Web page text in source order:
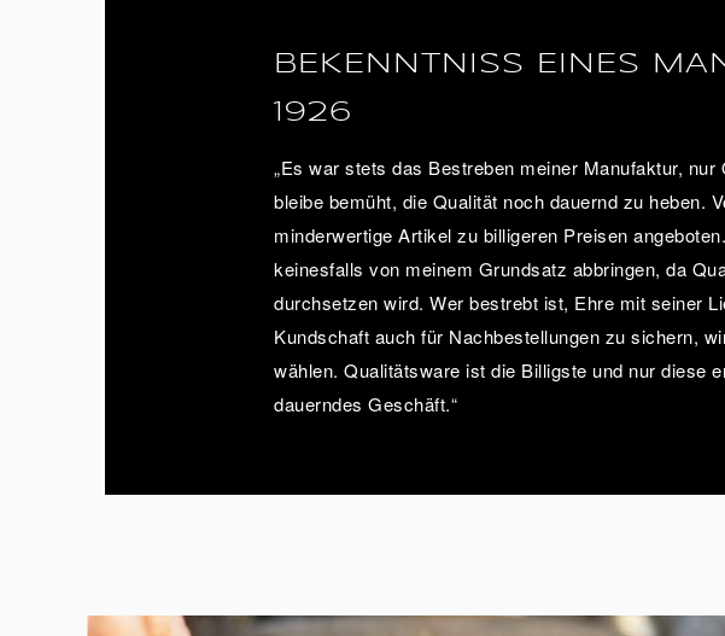
BEKENNTNISS EINES
1926
„Es war stets das Bestreben meiner Manufaktur,
bleibe bemüht, die Qualität noch dauernd zu heben.
minderwertige Artikel zu billigeren Preisen
keinesfalls von meinem Grundsatz abbringen, da
durchsetzen wird. Wer bestrebt ist, Ehre mit seiner
Kundschaft auch für Nachbestellungen zu sichern,
wählen. Qualitätsware ist die Billigste und nur diese
dauerndes Geschäft.“